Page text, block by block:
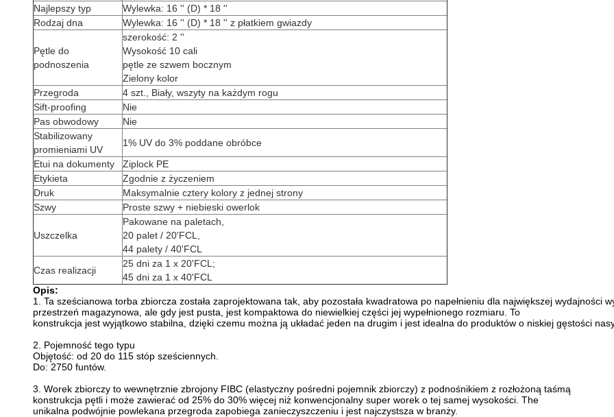
Najlepszy typ
Wylewka: 16 '' (D) * 18 ''
Rodzaj dna
Wylewka: 16 '' (D) * 18 '' z płatkiem gwiazdy
Pętle do
podnoszenia
szerokość: 2 ''
Wysokość 10 cali
pętle ze szwem bocznym
Zielony kolor
Przegroda
4 szt., Biały, wszyty na każdym rogu
Sift-proofing
Nie
Pas obwodowy
Nie
Stabilizowany
promieniami UV
1% UV do 3% poddane obróbce
Etui na dokumenty
Ziplock PE
Etykieta
Zgodnie z życzeniem
Druk
Maksymalnie cztery kolory z jednej strony
Szwy
Proste szwy + niebieski owerlok
Uszczelka
Pakowane na paletach,
20 palet / 20'FCL,
44 palety / 40'FCL
Czas realizacji
25 dni za 1 x 20'FCL;
45 dni za 1 x 40'FCL
Opis:
1. Ta sześcianowa torba zbiorcza została zaprojektowana tak, aby pozostała kwadratowa po napełnieniu dla największej wydajności
przestrzeń magazynowa, ale gdy jest pusta, jest kompaktowa do niewielkiej części jej wypełnionego rozmiaru. To
konstrukcja jest wyjątkowo stabilna, dzięki czemu można ją układać jeden na drugim i jest idealna do produktów o niskiej gęstości
2. Pojemność tego typu
Objętość: od 20 do 115 stóp sześciennych.
Do: 2750 funtów.
3. Worek zbiorczy to wewnętrznie zbrojony FIBC (elastyczny pośredni pojemnik zbiorczy) z podnośnikiem z rozłożoną taśmą
konstrukcja pętli i może zawierać od 25% do 30% więcej niż konwencjonalny super worek o tej samej wysokości. The
unikalna podwójnie powlekana przegroda zapobiega zanieczyszczeniu i jest najczystsza w branży.